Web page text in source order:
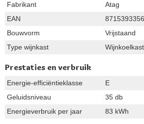
Fabrikant
Atag
EAN
Bouwvorm
Vrijstaand
Type wijnkast
Wijnkoelkast
Prestaties en verbruik
Energie-efficiëntieklasse
E
Geluidsniveau
35 db
Energieverbruik per jaar
83 kWh